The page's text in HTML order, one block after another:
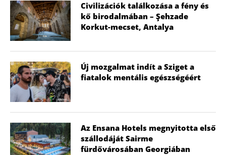
Civilizációk találkozása a fény és
kő birodalmában – Şehzade
Korkut-mecset, Antalya
Új mozgalmat indít a Sziget a
fiatalok mentális egészségéért
Az Ensana Hotels megnyitotta első
szállodáját Sairme
fürdővárosában Georgiában